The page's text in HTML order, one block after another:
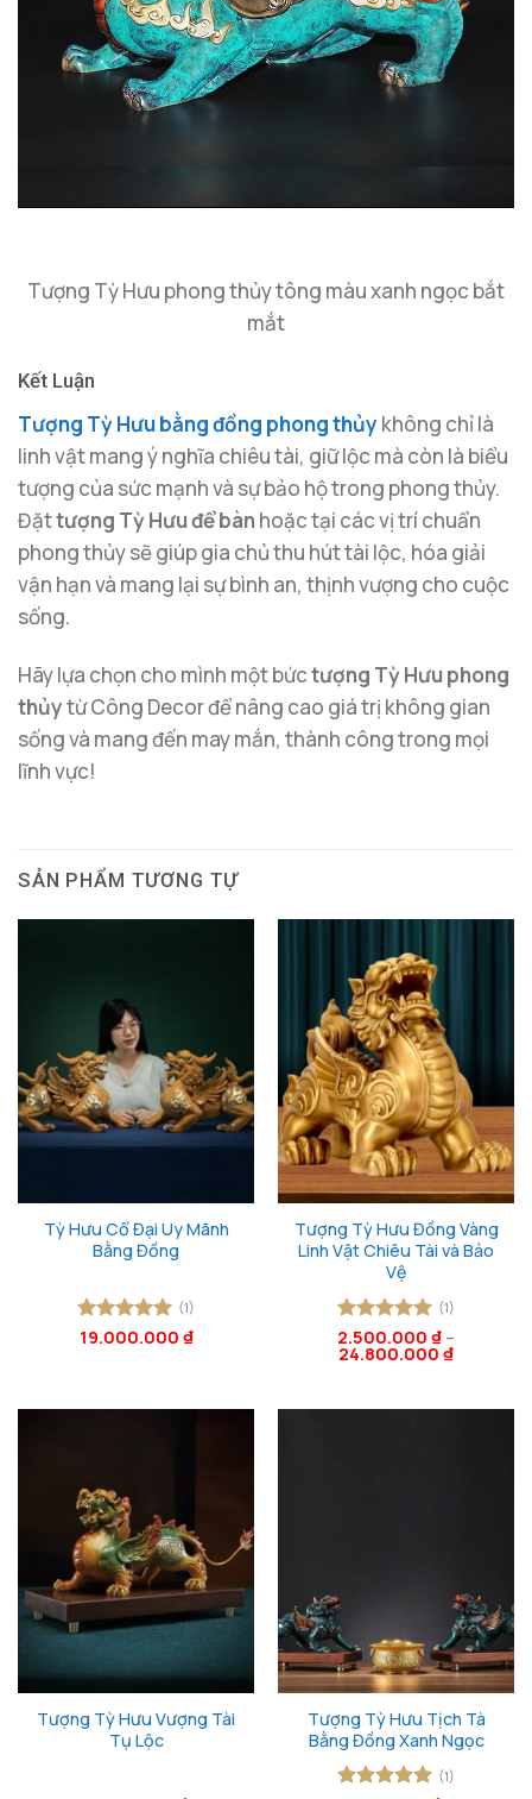
Tượng Tỳ Hưu phong thủy tông màu xanh ngọc bắt
mắt
Kết Luận
Tượng Tỳ Hưu bằng đồng phong thủy không chỉ là
linh vật mang ý nghĩa chiêu tài, giữ lộc mà còn là biểu
tượng của sức mạnh và sự bảo hộ trong phong thủy.
Đặttượng Tỳ Hưu để bànhoặc tại các vị trí chuẩn
phong thủy sẽ giúp gia chủ thu hút tài lộc, hóa giải
vận hạn và mang lại sự bình an, thịnh vượng cho cuộc
sống.
Hãy lựa chọn cho mình một bứctượng Tỳ Hưu phong
thủytừ Công Decor để nâng cao giá trị không gian
sống và mang đến may mắn, thành công trong mọi
lĩnh vực!
SẢN PHẨM TƯƠNG TỰ
Tỳ Hưu Cổ Đại Uy Mãnh
Bằng Đồng
Được xếp
(1)
19.000.000 ₫
Tượng Tỳ Hưu Đồng Vàng
Linh Vật Chiêu Tài và Bảo
Vệ
Được xếp
hạng55
(1)
2.500.000 ₫ –
24.800.000 ₫
Tượng Tỳ Hưu Vượng Tài
Tụ Lộc
Tượng Tỳ Hưu Tịch Tà
Bằng Đồng Xanh Ngọc
(1)